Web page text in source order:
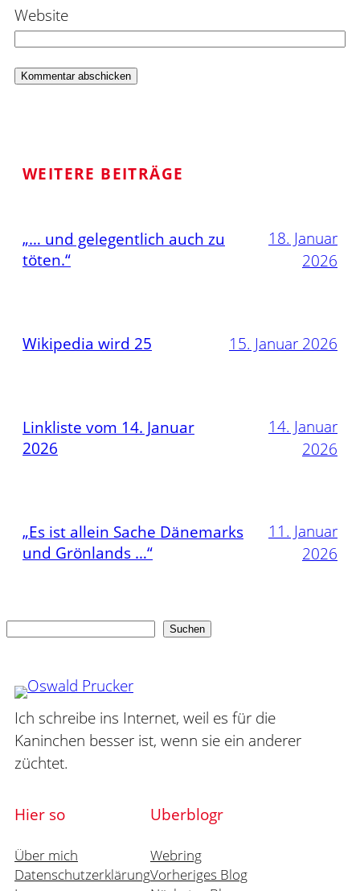
Website
WEITERE BEITRÄGE
„… und gelegentlich auch zu
töten.“
18. Januar
2026
Wikipedia wird 25 15. Januar 2026
Linkliste vom 14. Januar
2026
14. Januar
2026
„Es ist allein Sache Dänemarks
und Grönlands …“
11. Januar
2026
Suchen
Ich schreibe ins Internet, weil es für die
Kaninchen besser ist, wenn sie ein anderer
züchtet.
Hier so
Über mich
Datenschutzerklärung
Uberblogr
Webring
Vorheriges Blog